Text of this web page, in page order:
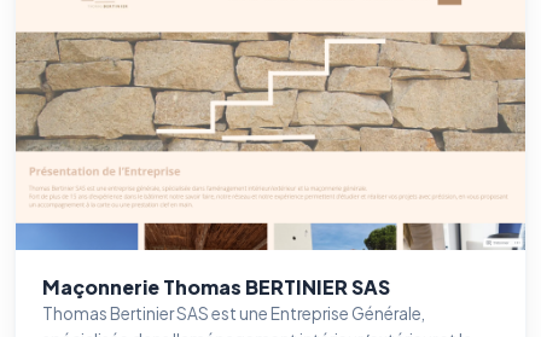
Maçonnerie Thomas BERTINIER SAS
Thomas Bertinier SAS est une Entreprise Générale,